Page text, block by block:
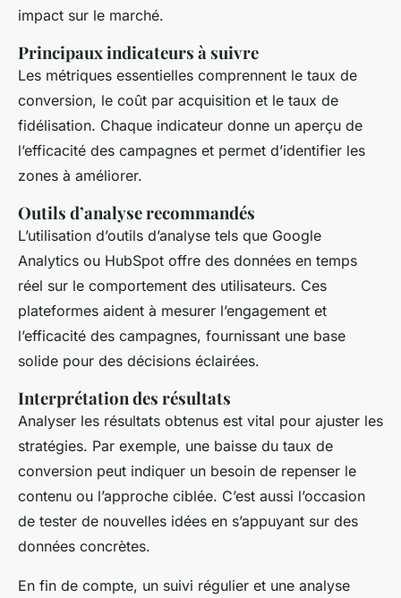
impact sur le marché.
Principaux indicateurs à suivre
Les métriques essentielles comprennent le taux de
conversion, le coût par acquisition et le taux de
fidélisation. Chaque indicateur donne un aperçu de
l’efficacité des campagnes et permet d’identifier les
zones à améliorer.
Outils d’analyse recommandés
L’utilisation d’outils d’analyse tels que Google
Analytics ou HubSpot offre des données en temps
réel sur le comportement des utilisateurs. Ces
plateformes aident à mesurer l’engagement et
l’efficacité des campagnes, fournissant une base
solide pour des décisions éclairées.
Interprétation des résultats
Analyser les résultats obtenus est vital pour ajuster les
stratégies. Par exemple, une baisse du taux de
conversion peut indiquer un besoin de repenser le
contenu ou l’approche ciblée. C’est aussi l’occasion
de tester de nouvelles idées en s’appuyant sur des
données concrètes.
En fin de compte, un suivi régulier et une analyse